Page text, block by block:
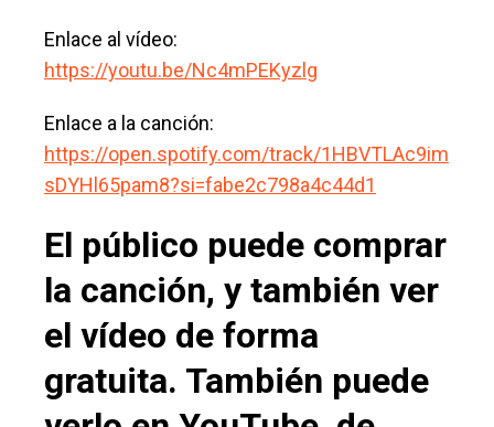
Enlace al vídeo:
https://youtu.be/Nc4mPEKyzlg
Enlace a la canción:
https://open.spotify.com/track/1HBVTLAc9im
sDYHl65pam8?si=fabe2c798a4c44d1
El público puede comprar
la canción, y también ver
el vídeo de forma
gratuita. También puede